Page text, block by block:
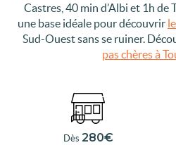
Castres, 40 min d’Albi et 1h de
une base idéale pour découvrir
Sud-Ouest sans se ruiner.
pas chères à
Dès 280€